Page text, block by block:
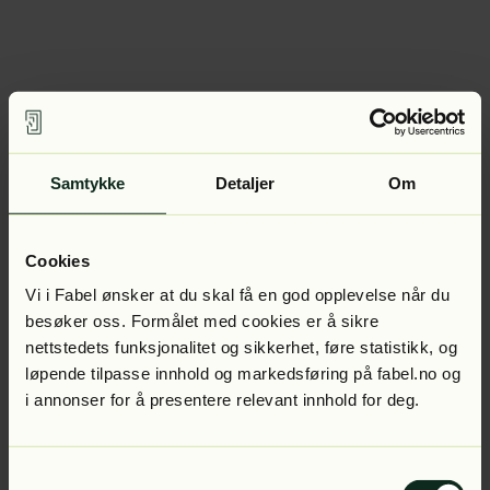
Samtykke Detaljer Om
Cookies
Vi i Fabel ønsker at du skal få en god opplevelse når du
besøker oss. Formålet med cookies er å sikre
nettstedets funksjonalitet og sikkerhet, føre statistikk, og
løpende tilpasse innhold og markedsføring på fabel.no og
i annonser for å presentere relevant innhold for deg.